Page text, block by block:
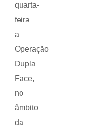
quarta-
feira
a
Operação
Dupla
Face,
no
âmbito
da